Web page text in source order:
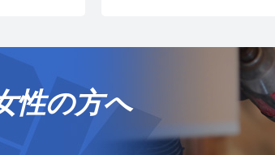
性の方へ